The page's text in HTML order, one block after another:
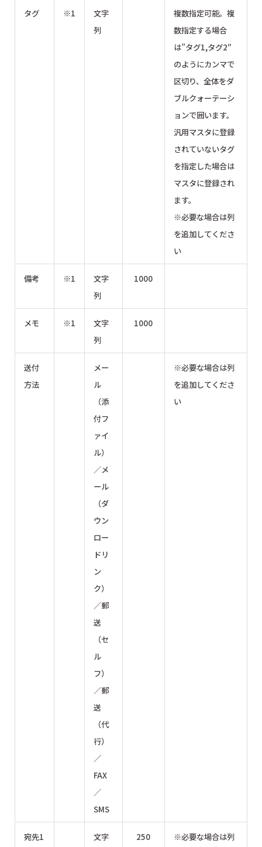
タグ ※1
文字
列
複数指定可能。複
数指定する場合
は”タグ1,タグ2″
のようにカンマで
区切り、全体をダ
ブルクォーテーシ
ョンで囲います。
汎用マスタに登録
されていないタグ
を指定した場合は
マスタに登録され
ます。
※必要な場合は列
を追加してくださ
い
備考 ※1
文字
列
1000
メモ ※1
文字
列
1000
送付
方法
メー
ル
（添
付フ
ァイ
ル）
／メ
ール
（ダ
ウン
ロー
ドリ
ン
ク）
／郵
送
（セ
ル
フ）
／郵
送
（代
行）
／
FAX
／
SMS
※必要な場合は列
を追加してくださ
い
宛先1
文字
250
※必要な場合は列